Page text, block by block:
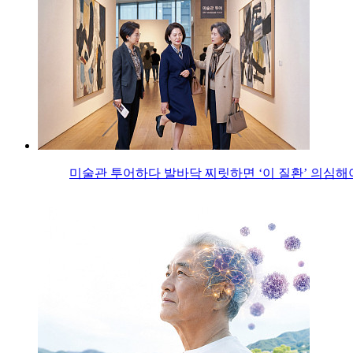
미술관 투어하다 발바닥 찌릿하면 ‘이 질환’ 의심해